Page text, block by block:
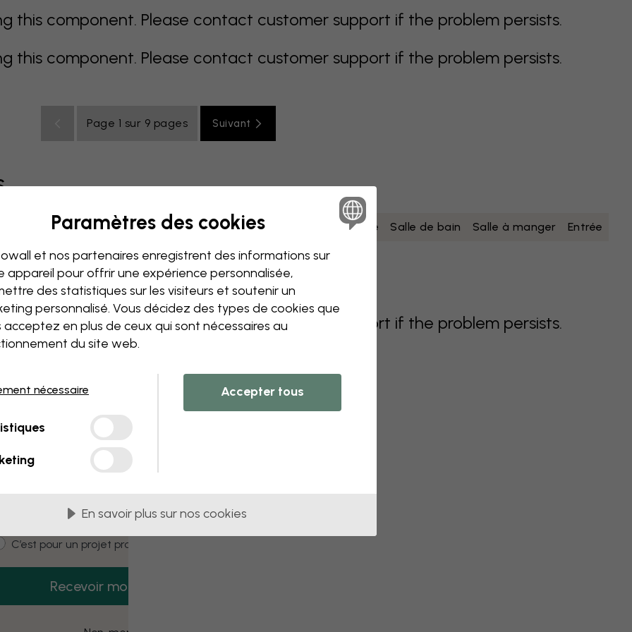
this component. Please contact customer support if the problem persists.
this component. Please contact customer support if the problem persists.
Page 1 sur 9 pages Suivant
Orange Rose Mauve Rouge Turquoise Jaune Salle de bain Salle à manger Entrée
Bureau Chambre ado
this component. Please contact customer support if the problem persists.
3 échantillons offerts
Recevez 3 échantillons gratuits dès
aujourd’hui.
type
C’est pour un projet pro
Recevoir mon code
Paramètres des cookies
et nos partenaires enregistrent des informations sur
appareil pour offrir une expérience personnalisée,
des statistiques sur les visiteurs et soutenir un
personnalisé. Vous décidez des types de cookies que
acceptez en plus de ceux qui sont nécessaires au
du site web.
nécessaire Accepter tous
En savoir plus sur nos cookies